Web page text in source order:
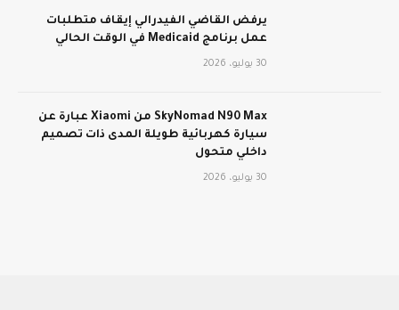
يرفض القاضي الفيدرالي إيقاف متطلبات
عمل برنامج Medicaid في الوقت الحالي
30 يوليو، 2026
SkyNomad N90 Max من Xiaomi عبارة عن
سيارة كهربائية طويلة المدى ذات تصميم
داخلي متحول
30 يوليو، 2026